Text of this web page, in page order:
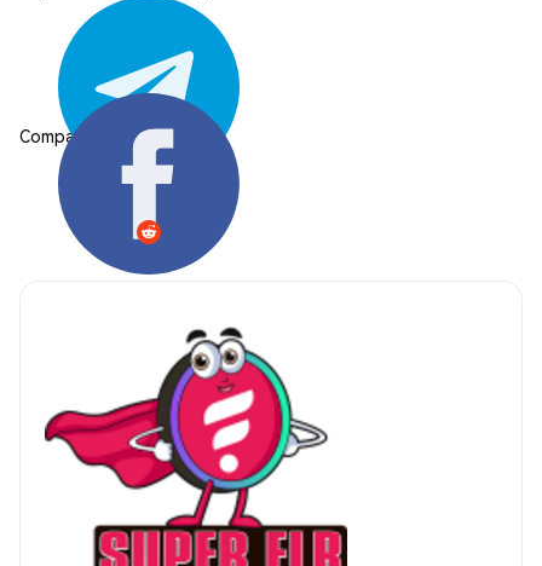
Compartilhar: